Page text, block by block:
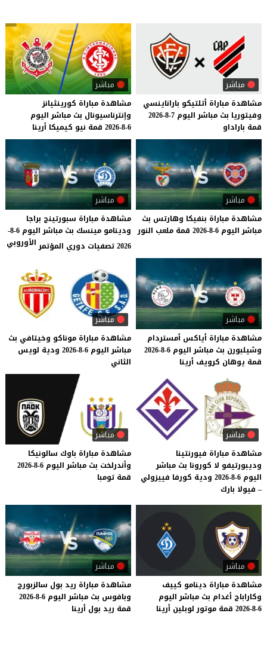
مباشر
مشاهدة مباراة أتلتيكو باراناينسي
وفيتوريا بث مباشر اليوم 7-8-2026
قمة باراداو
مباشر
مشاهدة مباراة كورينثيانز
وإنترناسيونال بث مباشر اليوم
6-8-2026
قمة نيو كيميكا أرينا
مباشر
مشاهدة مباراة بنفيكا وهارتس بث
مباشر اليوم 6-8-2026 قمة ملعب النور
مباشر
مشاهدة مباراة سبورتينج براجا
ودينامو مينسك بث مباشر اليوم 6-8-
2026 تصفيات دوري المؤتمر
الأوروبي
مباشر
مشاهدة مباراة أياكس أمستردام
وشيلبورن بث مباشر اليوم 6-8-2026
قمة يوهان كرويف أرينا
مباشر
مشاهدة مباراة موناكو وخيتافي بث
مباشر اليوم 6-8-2026 ودية لويس
الثاني
مباشر
مشاهدة مباراة فيورنتينا
وديبورتيفو لا كورونا بث مباشر
اليوم 6-8-2026 ودية كورفا فييزولي
– فيولا بارك
مباشر
مشاهدة مباراة باوك سالونيكا
وأندرلخت بث مباشر اليوم 6-8-2026
قمة تومبا
مباشر
مشاهدة مباراة دينامو كييف
وكاراباج أغدام بث مباشر اليوم
6-8-2026
قمة موتور لوبلين أرينا
مباشر
مشاهدة مباراة ريد بول سالزبورج
وبافوس بث مباشر اليوم 6-8-2026
قمة ريد بول أرينا